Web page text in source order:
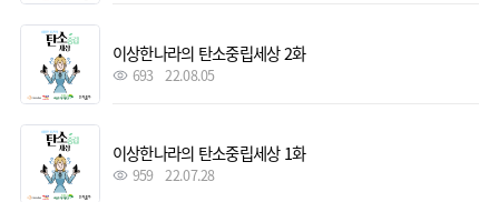
이상한나라의 탄소중립세상 2화
693 22.08.05
이상한나라의 탄소중립세상 1화
959 22.07.28